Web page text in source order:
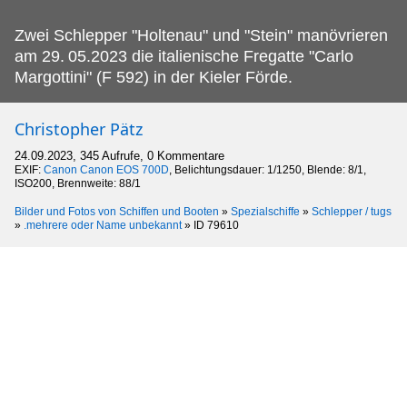
Zwei Schlepper "Holtenau" und "Stein" manövrieren
am 29. 05.2023 die italienische Fregatte "Carlo
Margottini" (F 592) in der Kieler Förde.
Christopher Pätz
24.09.2023, 345 Aufrufe, 0 Kommentare
EXIF: Canon Canon EOS 700D , Belichtungsdauer: 1/1250, Blende: 8/1,
ISO200, Brennweite: 88/1
Bilder und Fotos von Schiffen und Booten » Spezialschiffe » Schlepper / tugs
» .mehrere oder Name unbekannt» ID 79610